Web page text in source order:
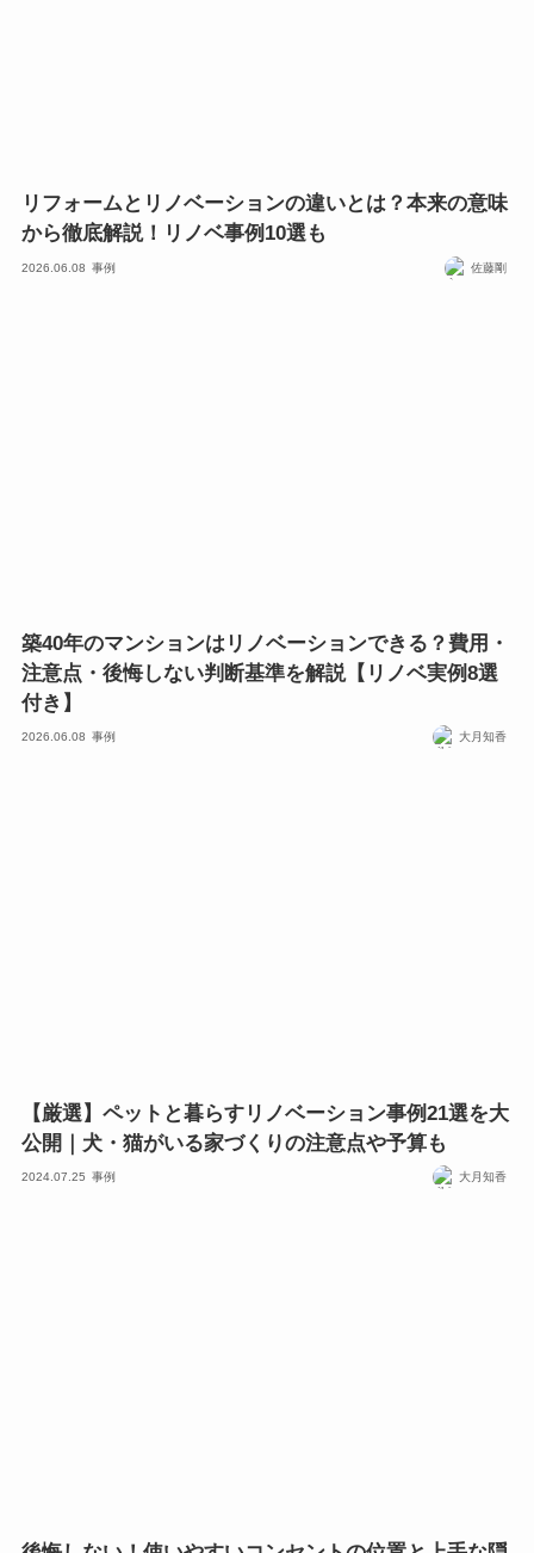
リフォームとリノベーションの違いとは？本来の意味
から徹底解説！リノベ事例10選も
2026.06.08 事例 佐藤剛
築40年のマンションはリノベーションできる？費用・
注意点・後悔しない判断基準を解説【リノベ実例8選
付き】
2026.06.08 事例 大月知香
【厳選】ペットと暮らすリノベーション事例21選を大
公開｜犬・猫がいる家づくりの注意点や予算も
2024.07.25 事例 大月知香